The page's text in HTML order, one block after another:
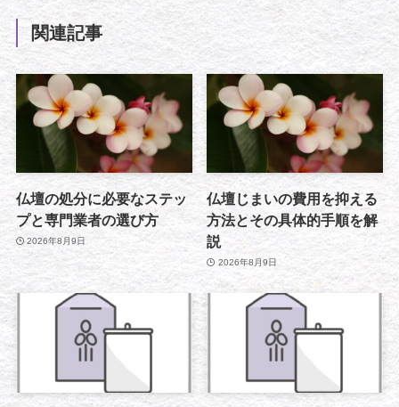
関連記事
仏壇の処分に必要なステッ
プと専門業者の選び方
2026年8月9日
仏壇じまいの費用を抑える
方法とその具体的手順を解
説
2026年8月9日